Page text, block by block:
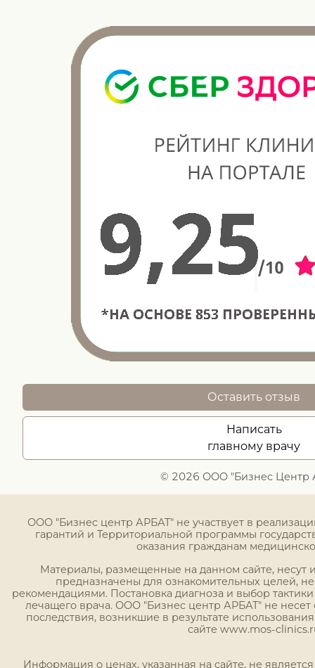
© 2026 ООО "Бизнес Центр
Оставить отзыв
Написать
главному врачу
ООО "Бизнес центр АРБАТ" не участвует в
гарантий и Территориальной программы
оказания гражданам
Материалы, размещенные на данном сайте, несут
предназначены для ознакомительных целей,
рекомендациями. Постановка диагноза и выбор
лечащего врача. ООО "Бизнес центр АРБАТ" не несет
последствия, возникшие в результате
сайте www.mos-
Информация о ценах, указанная на сайте, не